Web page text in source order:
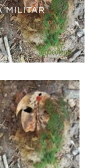
MILITAR